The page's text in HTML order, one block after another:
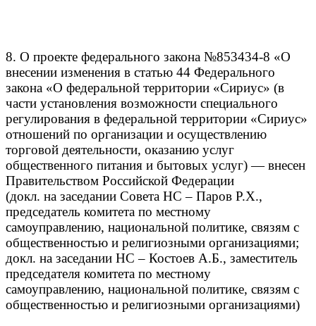
8. О проекте федерального закона №853434-8 «О
внесении изменения в статью 44 Федерального
закона «О федеральной территории «Сириус» (в
части установления возможности специального
регулирования в федеральной территории «Сириус»
отношений по организации и осуществлению
торговой деятельности, оказанию услуг
общественного питания и бытовых услуг) — внесен
Правительством Российской Федерации
(докл. на заседании Совета НС – Паров Р.Х.,
председатель комитета по местному
самоуправлению, национальной политике, связям с
общественностью и религиозными организациями;
докл. на заседании НС – Костоев А.Б., заместитель
председателя комитета по местному
самоуправлению, национальной политике, связям с
общественностью и религиозными организациями)